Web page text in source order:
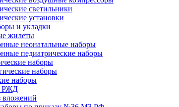
светильники
установки
и укладки
жилеты
неонатальные наборы
педиатрические наборы
наборы
наборы
наборы
РЖД
вложений